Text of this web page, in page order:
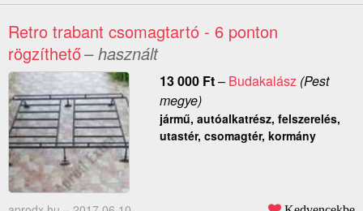
Retro trabant csomagtartó - 6 ponton
rögzíthető– használt
13 000 Ft– Budakalász(Pest
megye)
jármű, autóalkatrész, felszerelés,
utastér, csomagtér, kormány